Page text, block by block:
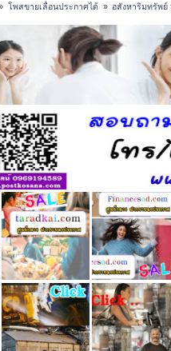
โพสขายเลื่อนประกาศได้ » อสังหาริมทรัพย์